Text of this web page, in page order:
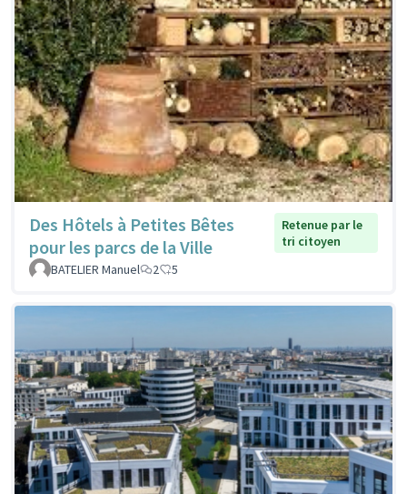
Des Hôtels à Petites Bêtes
pour les parcs de la Ville
Retenue par le
tri citoyen
BATELIER Manuel
2 5